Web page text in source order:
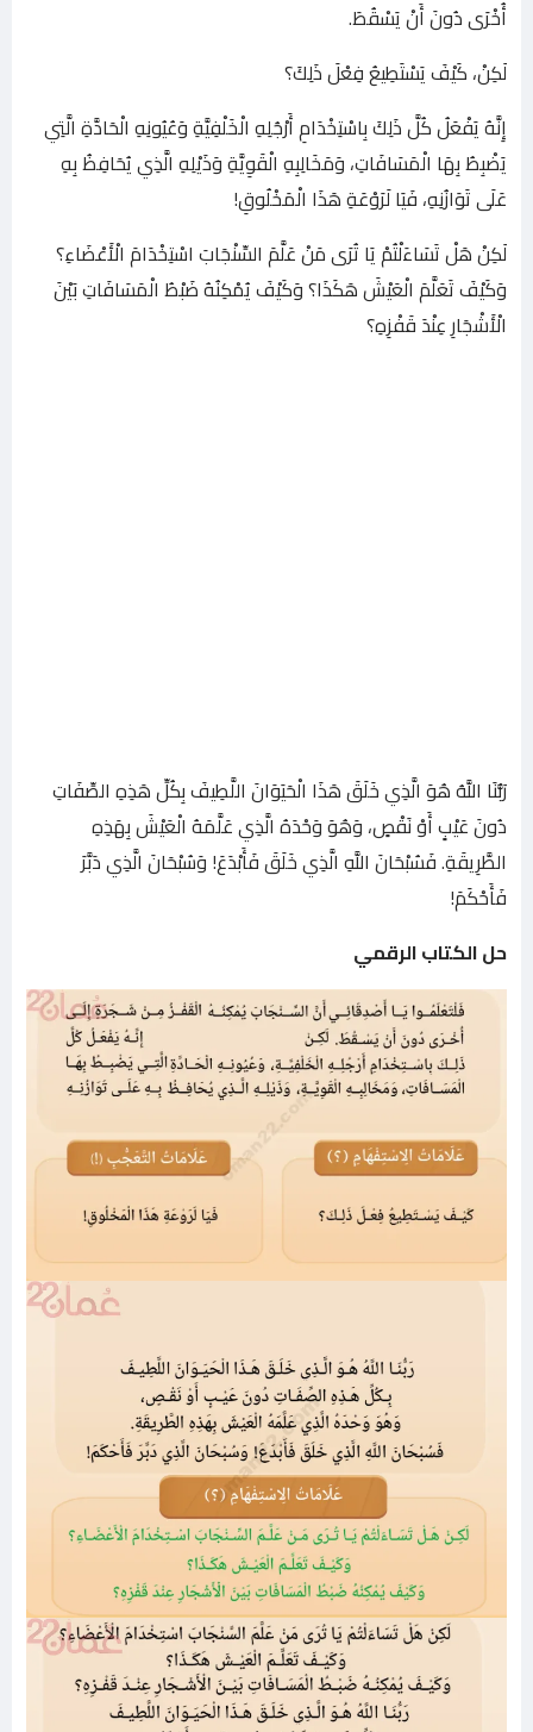
أُخْرَى دُونَ أَنْ يَسْقُطَ.
لَكِنْ، كَيْفَ يَسْتَطِيعُ فِعْلَ ذَلِكَ؟
إِنَّهُ يَفْعَلُ كُلَّ ذَلِكَ بِاسْتِخْدَامِ أَرْجُلِهِ الْخَلْفِيَّةِ وَعُيُونِهِ الْحَادَّةِ الَّتِي
يَضْبِطُ بِهَا الْمَسَافَاتِ، وَمَخَالِبِهِ الْقَوِيَّةِ وَذَيْلِهِ الَّذِي يُحَافِظُ بِهِ
عَلَى تَوَازُنِهِ، فَيَا لَرَوْعَةِ هَذَا الْمَخْلُوقِ!
لَكِنْ هَلْ تَسَاءَلْتُمْ يَا تُرَى مَنْ عَلَّمَ السِّنْجَابَ اسْتِخْدَامَ الْأَعْضَاءِ؟
وَكَيْفَ تَعَلَّمَ الْعَيْشَ هَكَذَا؟ وَكَيْفَ يُمْكِنُهُ ضَبْطُ الْمَسَافَاتِ بَيْنَ
الْأَشْجَارِ عِنْدَ قَفْزِهِ؟
رَبُّنَا اللَّهُ هُوَ الَّذِي خَلَقَ هَذَا الْحَيَوَانَ اللَّطِيفَ بِكُلِّ هَذِهِ الصِّفَاتِ
دُونَ عَيْبٍ أَوْ نَقْصٍ، وَهُوَ وَحْدَهُ الَّذِي عَلَّمَهُ الْعَيْشَ بِهَذِهِ
الطَّرِيقَةِ. فَسُبْحَانَ اللَّهِ الَّذِي خَلَقَ فَأَبْدَعَ! وَسُبْحَانَ الَّذِي دَبَّرَ
فَأَحْكَمَ!
حل الكتاب الرقمي